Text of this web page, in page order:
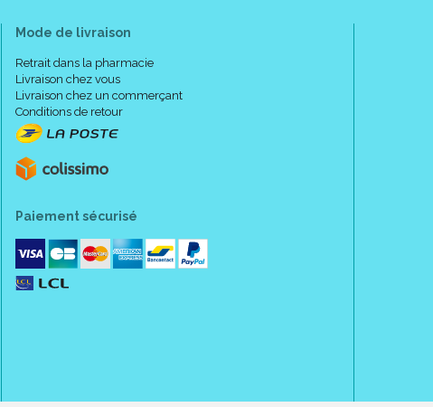
Mode de livraison
Retrait dans la pharmacie
Livraison chez vous
Livraison chez un commerçant
Conditions de retour
Paiement sécurisé